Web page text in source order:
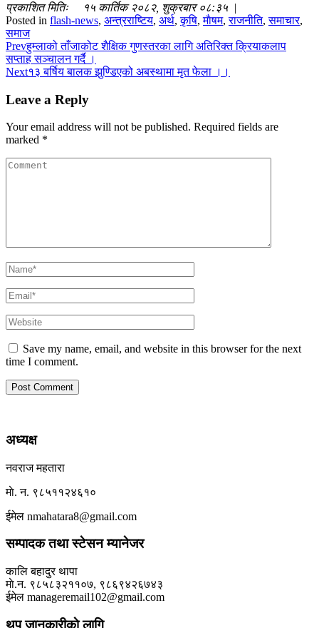
प्रकाशित मितिः १५ कार्तिक २०८२, शुक्रबार ०८:३५ |
Posted in flash-news, अन्त्रराष्टिय, अर्थ,कृषि,माैषम,राजनीति,समाचार,
समाज
Prevहुम्लाको ताँजाकोट शैक्षिक गुणस्तरका लागि अतिरिक्त क्रियाकलाप
सप्ताह सञ्चालन गर्दै ।
Next१३ बर्षिय बालक झुण्डिएको अबस्थामा मृत फेला ।।
Leave a Reply
Your email address will not be published. Required fields are
marked *
Save my name, email, and website in this browser for the next
time I comment.
अध्यक्ष
नवराज महतारा
माे. न. ९८५११२४६१०
ईमेल nmahatara8@gmail.com
सम्पादक तथा स्टेसन म्यानेजर
कालि बहादुर थापा
माे.न. ९८५८३२११०७, ९८६९४२६७४३
ईमेल manageremail102@gmail.com
थप जानकारीकाे लागि